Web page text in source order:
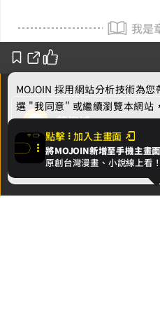
我是
韓柳城
作者的話
點擊 加入主畫面
將MOJOIN新增至手機主畫
原創台灣漫畫、小說線上看！
MOJOIN 採用網站分析技術為
選 "我同意" 或繼續瀏覽本網站
Cookie，欲瞭解更多資訊請見隱
我同